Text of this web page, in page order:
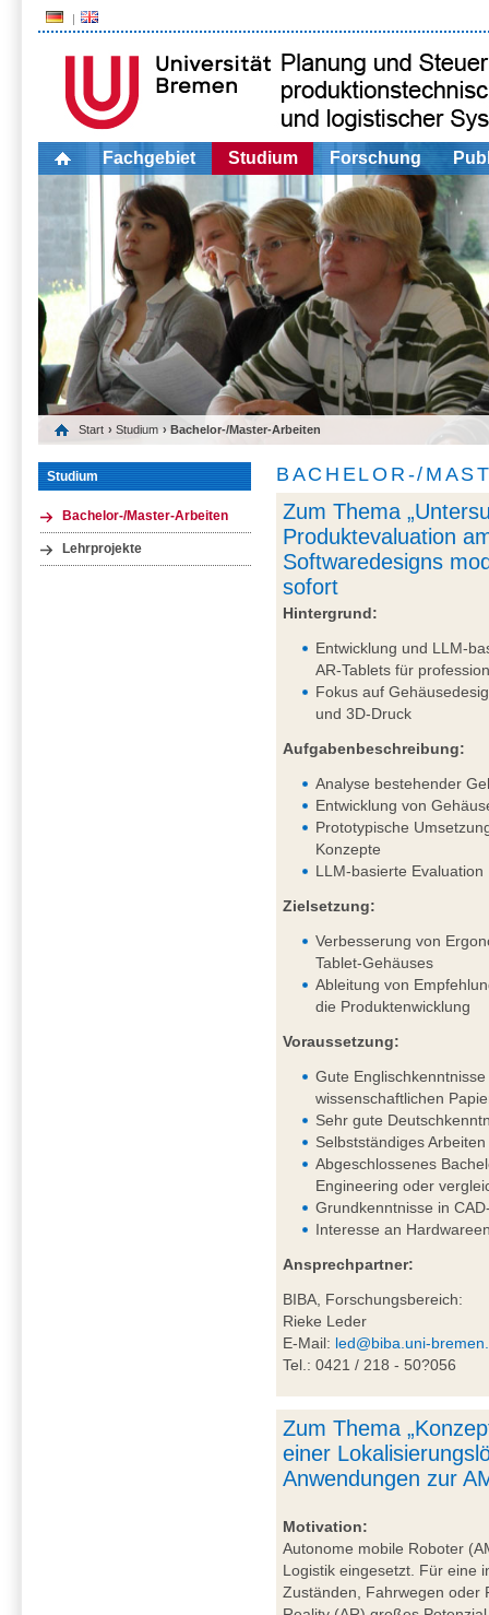
Fachgebiet Studium Forschung
Start ›Studium › Bachelor-/Master-Arbeiten
Studium
Bachelor-/Master-Arbeiten
Lehrprojekte
BACHELOR-/
Zum Thema
Produktevaluation
Softwaredesigns
sofort
Hintergrund:
Entwicklung und LLM-
AR-Tablets für
Fokus auf
und 3D-Druck
Aufgabenbeschreibung:
Analyse bestehender
Entwicklung von
Prototypische
Konzepte
LLM-basierte Evaluation
Zielsetzung:
Verbesserung von
Tablet-Gehäuses
Ableitung von
die Produktenwicklung
Voraussetzung:
Gute
wissenschaftlichen
Sehr gute
Selbstständiges
Abgeschlossenes
Engineering oder
Grundkenntnisse in
Interesse an
Ansprechpartner:
BIBA, Forschungsbereich:
Rieke Leder
E-Mail: led@biba.uni-
Tel.: 0421 / 218 - 50?056
Zum Thema
einer
Anwendungen zur
Motivation:
Autonome mobile Roboter
Logistik eingesetzt. Für eine
Zuständen, Fahrwegen oder